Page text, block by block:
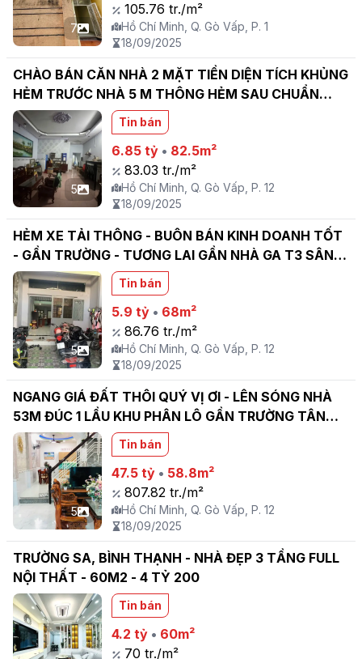
7
105.76 tr./m²
Hồ Chí Minh, Q. Gò Vấp, P. 1
18/09/2025
CHÀO BÁN CĂN NHÀ 2 MẶT TIỀN DIỆN TÍCH KHỦNG
HẺM TRƯỚC NHÀ 5 M THÔNG HẺM SAU CHUẨN
4.5M
5
Tin bán
6.85 tỷ • 82.5m²
83.03 tr./m²
Hồ Chí Minh, Q. Gò Vấp, P. 12
18/09/2025
HẺM XE TẢI THÔNG - BUÔN BÁN KINH DOANH TỐT
- GẦN TRƯỜNG - TƯƠNG LAI GẦN NHÀ GA T3 SÂN
NAY TÂN SƠN NHẤT - BÁN ĐẤT TẶNG NHÀ - SỔ
VUÔNG A4
5
Tin bán
5.9 tỷ • 68m²
86.76 tr./m²
Hồ Chí Minh, Q. Gò Vấp, P. 12
18/09/2025
NGANG GIÁ ĐẤT THÔI QUÝ VỊ ƠI - LÊN SÓNG NHÀ
53M ĐÚC 1 LẦU KHU PHÂN LÔ GẦN TRƯỜNG TÂN
SƠN
5
Tin bán
47.5 tỷ • 58.8m²
807.82 tr./m²
Hồ Chí Minh, Q. Gò Vấp, P. 12
18/09/2025
TRƯỜNG SA, BÌNH THẠNH - NHÀ ĐẸP 3 TẦNG FULL
NỘI THẤT - 60M2 - 4 TỶ 200
Tin bán
4.2 tỷ • 60m²
70 tr./m²